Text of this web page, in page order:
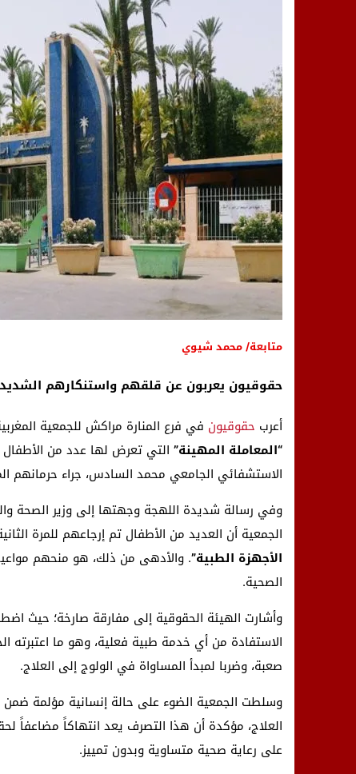
طاطا: “اعتداء” على حقوقي يشعل
13:35 عقول الغد تصنع المستقبل: مسابقة “Robot Innov” بمراكش تؤسس لجيل الابتكار والتكنولوجيا
متابعة/ محمد شيوي
حقوقيون يعربون عن قلقهم واستنكارهم
أعرب حقوقيون في فرع المنارة مراكش للجمعية
“المعاملة المهينة” التي تعرض لها عدد من
الاستشفائي الجامعي محمد السادس، جراء حرمانهم
وفي رسالة شديدة اللهجة وجهتها إلى وزير الصحة
الجمعية أن العديد من الأطفال تم إرجاعهم للمرة
الأجهزة الطبية”. والأدهى من ذلك، هو منحهم
الصحية.
وأشارت الهيئة الحقوقية إلى مفارقة صارخة؛ حيث اضطر
الاستفادة من أي خدمة طبية فعلية، وهو ما اعتبرته
صعبة، وضربا لمبدأ المساواة في الولوج إلى العلاج.
وسلطت الجمعية الضوء على حالة إنسانية مؤلمة ضمن
العلاج، مؤكدة أن هذا التصرف يعد انتهاكاً مضاعفاً
على رعاية صحية متساوية وبدون تمييز.